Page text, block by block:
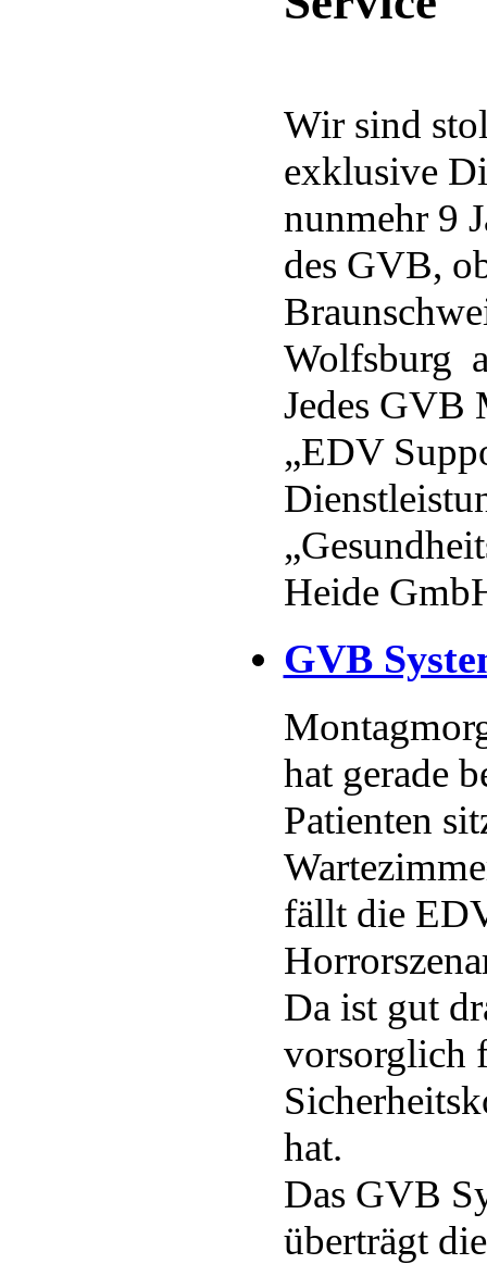
Wir sind
exklusive
nunmehr 9
des GVB,
Wolfsburg
Jedes GVB
„EDV
Heide
GVB
hat gerade
Patienten
fällt die
Da ist gut
vorsorglich
hat.
Das GVB
überträgt